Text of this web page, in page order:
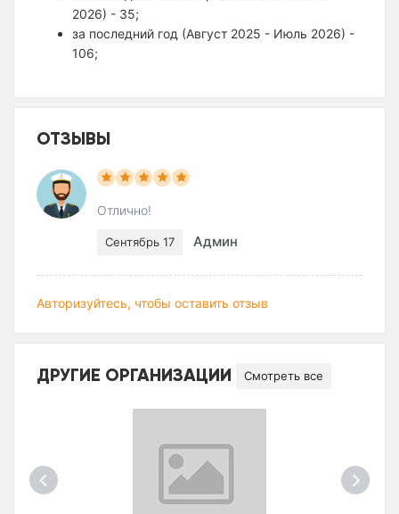
2026) - 35;
за последний год (Август 2025 - Июль 2026) -
106;
ОТЗЫВЫ
Отлично!
Сентябрь 17 Админ
Авторизуйтесь, чтобы оставить отзыв
ДРУГИЕ ОРГАНИЗАЦИИ Смотреть все